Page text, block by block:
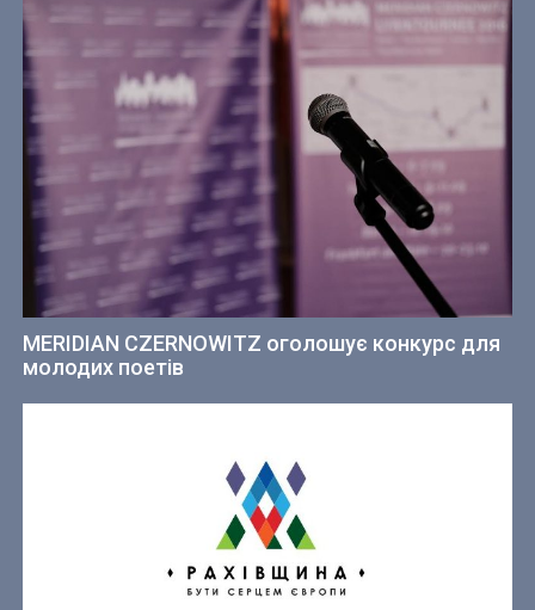
MERIDIAN CZERNOWITZ оголошує конкурс для
молодих поетів